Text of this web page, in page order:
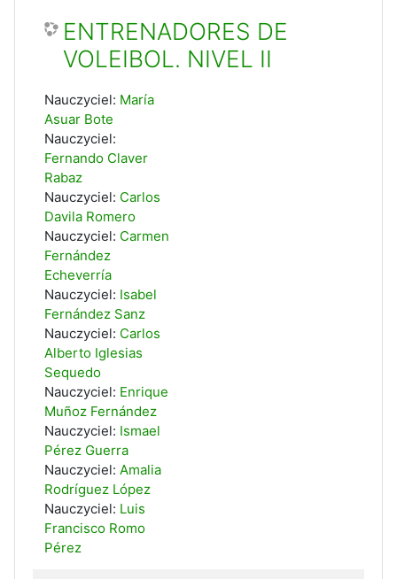
ENTRENADORES DE
VOLEIBOL. NIVEL II
Nauczyciel: María
Asuar Bote
Nauczyciel:
Fernando Claver
Rabaz
Nauczyciel: Carlos
Davila Romero
Nauczyciel: Carmen
Fernández
Echeverría
Nauczyciel: Isabel
Fernández Sanz
Nauczyciel: Carlos
Alberto Iglesias
Sequedo
Nauczyciel: Enrique
Muñoz Fernández
Nauczyciel: Ismael
Pérez Guerra
Nauczyciel: Amalia
Rodríguez López
Nauczyciel: Luis
Francisco Romo
Pérez